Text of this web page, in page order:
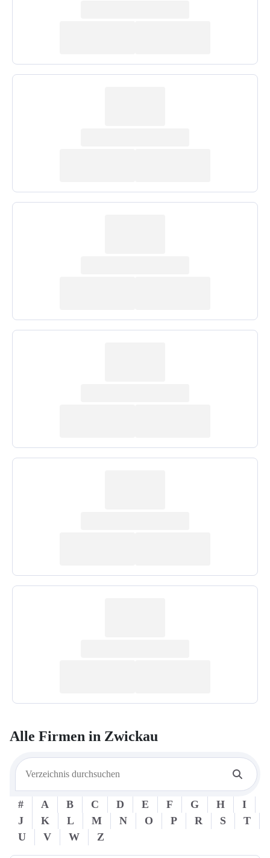
Alle Firmen in Zwickau
# A B C D E F G H
I
J
K L M N O P R S
T
U
V W Z